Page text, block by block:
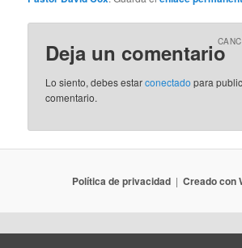
Deja un comentario
Lo siento, debes estarconectado para
comentario.
Política de privacidad Creado con